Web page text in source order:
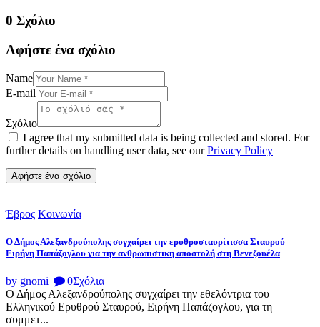
0 Σχόλιο
Αφήστε ένα σχόλιο
Name
E-mail
Σχόλιο
I agree that my submitted data is being collected and stored. For
further details on handling user data, see ourPrivacy Policy
Έβρος Κοινωνία
Ο Δήμος Αλεξανδρούπολης συγχαίρει την ερυθροσταυρίτισσα Σταυρού
Ειρήνη Παπάζογλου για την ανθρωπιστικη αποστολή στη Βενεζουέλα
by gnomi 0Σχόλια
Ο Δήμος Αλεξανδρούπολης συγχαίρει την εθελόντρια του
Ελληνικού Ερυθρού Σταυρού, Ειρήνη Παπάζογλου, για τη
συμμετ...